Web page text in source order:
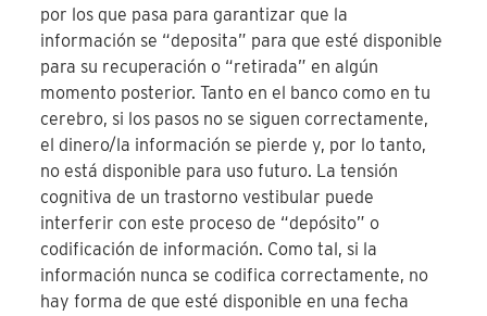
por los que pasa para garantizar que la
información se “deposita” para que esté disponible
para su recuperación o “retirada” en algún
momento posterior. Tanto en el banco como en tu
cerebro, si los pasos no se siguen correctamente,
el dinero/la información se pierde y, por lo tanto,
no está disponible para uso futuro. La tensión
cognitiva de un trastorno vestibular puede
interferir con este proceso de “depósito” o
codificación de información. Como tal, si la
información nunca se codifica correctamente, no
hay forma de que esté disponible en una fecha